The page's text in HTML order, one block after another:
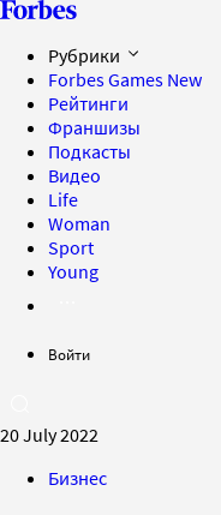
Рубрики
Forbes Games New
Рейтинги
Франшизы
Подкасты
Видео
Life
Woman
Sport
Young
Войти
20 July 2022
Бизнес